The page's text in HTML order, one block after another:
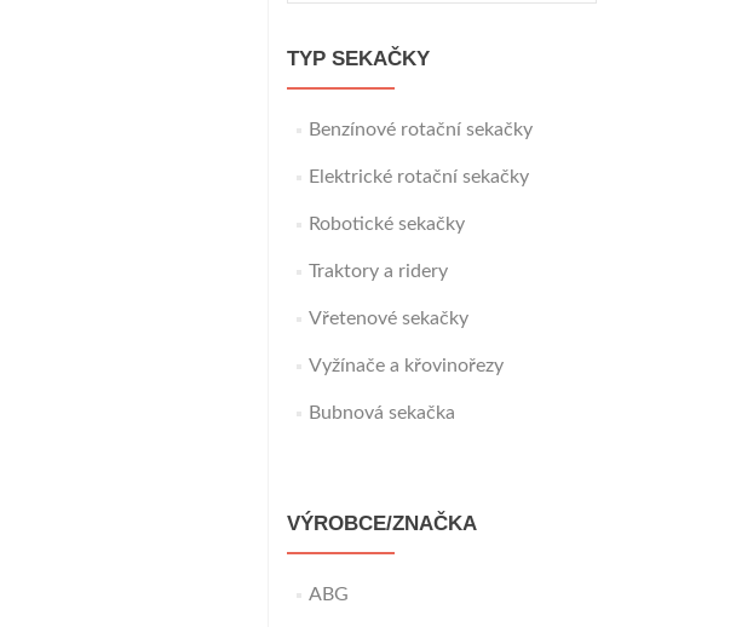
TYP SEKAČKY
Benzínové rotační sekačky
Elektrické rotační sekačky
Robotické sekačky
Traktory a ridery
Vřetenové sekačky
Vyžínače a křovinořezy
Bubnová sekačka
VÝROBCE/ZNAČKA
ABG